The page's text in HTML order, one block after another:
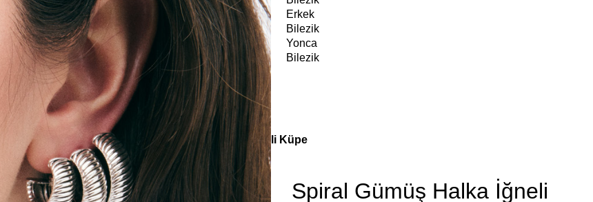
Küpe
Yonca
Küpe
Erkek
Bilezik
Yonca
Bilezik
Koleksiyonlar Teenage Spiral Gümüş Halka İğneli Küpe
Spiral Gümüş Halka İğneli